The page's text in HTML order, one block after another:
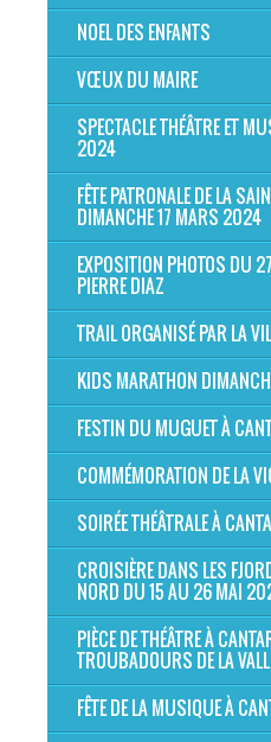
NOEL DES ENFANTS
VŒUX DU MAIRE
SPECTACLE THÉÂTRE ET
2024
FÊTE PATRONALE DE LA
DIMANCHE 17 MARS 2024
EXPOSITION PHOTOS DU
PIERRE DIAZ
TRAIL ORGANISÉ PAR LA
KIDS MARATHON
FESTIN DU MUGUET À
COMMÉMORATION DE LA
SOIRÉE THÉÂTRALE À
CROISIÈRE DANS LES
NORD DU 15 AU 26 MAI
PIÈCE DE THÉÂTRE À
TROUBADOURS DE LA
FÊTE DE LA MUSIQUE À